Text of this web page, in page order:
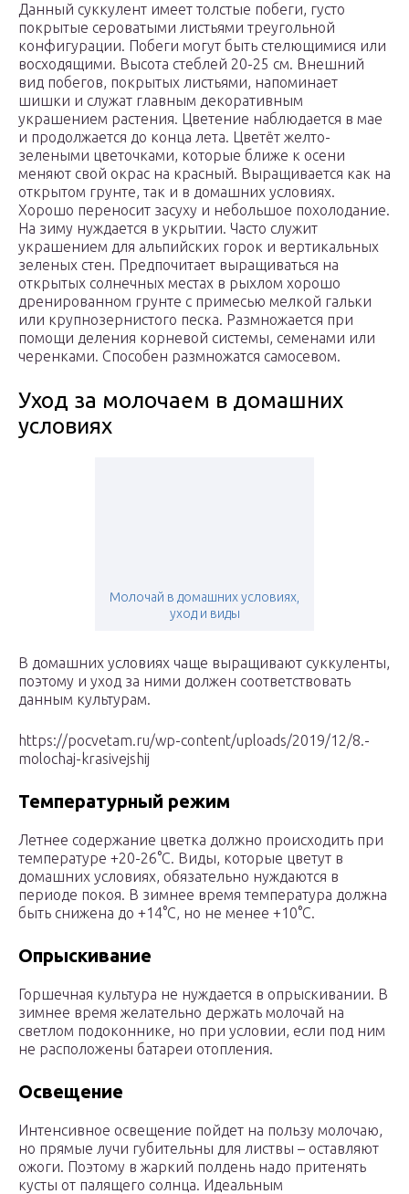
Данный суккулент имеет толстые побеги, густо
покрытые сероватыми листьями треугольной
конфигурации. Побеги могут быть стелющимися или
восходящими. Высота стеблей 20-25 см. Внешний
вид побегов, покрытых листьями, напоминает
шишки и служат главным декоративным
украшением растения. Цветение наблюдается в мае
и продолжается до конца лета. Цветёт желто-
зелеными цветочками, которые ближе к осени
меняют свой окрас на красный. Выращивается как на
открытом грунте, так и в домашних условиях.
Хорошо переносит засуху и небольшое похолодание.
На зиму нуждается в укрытии. Часто служит
украшением для альпийских горок и вертикальных
зеленых стен. Предпочитает выращиваться на
открытых солнечных местах в рыхлом хорошо
дренированном грунте с примесью мелкой гальки
или крупнозернистого песка. Размножается при
помощи деления корневой системы, семенами или
черенками. Способен размножатся самосевом.
Уход за молочаем в домашних
условиях
Молочай в домашних условиях,
уход и виды
В домашних условиях чаще выращивают суккуленты,
поэтому и уход за ними должен соответствовать
данным культурам.
https://pocvetam.ru/wp-content/uploads/2019/12/8.-
molochaj-krasivejshij
Температурный режим
Летнее содержание цветка должно происходить при
температуре +20-26°C. Виды, которые цветут в
домашних условиях, обязательно нуждаются в
периоде покоя. В зимнее время температура должна
быть снижена до +14°C, но не менее +10°C.
Опрыскивание
Горшечная культура не нуждается в опрыскивании. В
зимнее время желательно держать молочай на
светлом подоконнике, но при условии, если под ним
не расположены батареи отопления.
Освещение
Интенсивное освещение пойдет на пользу молочаю,
но прямые лучи губительны для листвы – оставляют
ожоги. Поэтому в жаркий полдень надо притенять
кусты от палящего солнца. Идеальным